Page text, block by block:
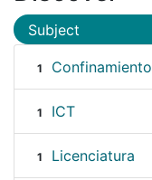
Subject
1 Confinamiento
1 ICT
1 Licenciatura